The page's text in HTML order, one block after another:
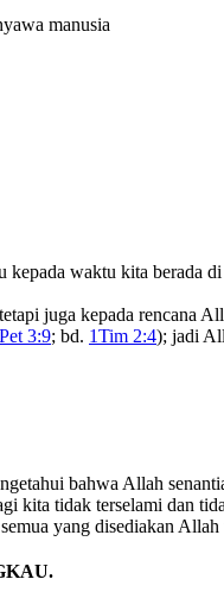
manusia
kepada waktu kita berada
juga kepada rencana
3:9; bd. 1Tim 2:4); jadi
bahwa Allah
kita tidak terselami dan
yang disediakan